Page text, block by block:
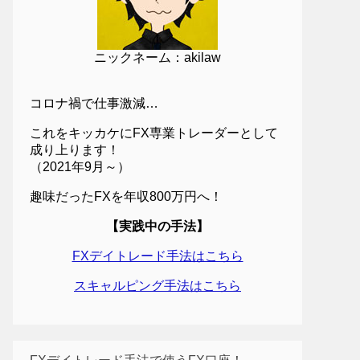
ニックネーム：akilaw
コロナ禍で仕事激減…
これをキッカケにFX専業トレーダーとして
成り上ります！
（2021年9月～）
趣味だったFXを年収800万円へ！
【実践中の手法】
FXデイトレード手法はこちら
スキャルピング手法はこちら